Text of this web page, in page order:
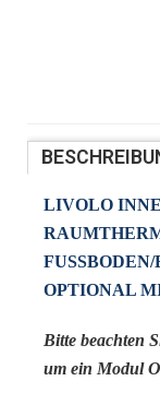
LIVOLO
FUSSBODEN/
PTIONAL
Bitte beachten
um ein Modul